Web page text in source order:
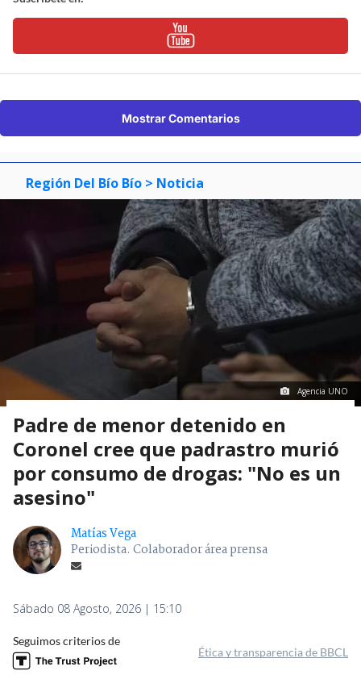
Mostrar Comentarios
Región Del Bío Bío > Noticia
Agencia UNO
Padre de menor detenido en
Coronel cree que padrastro murió
por consumo de drogas: "No es un
asesino"
Matías Vega
Periodista. Colaborador área prensa
Sábado 08 Agosto, 2026 | 15:10
Seguimos criterios de
Ética y transparencia de BBCL